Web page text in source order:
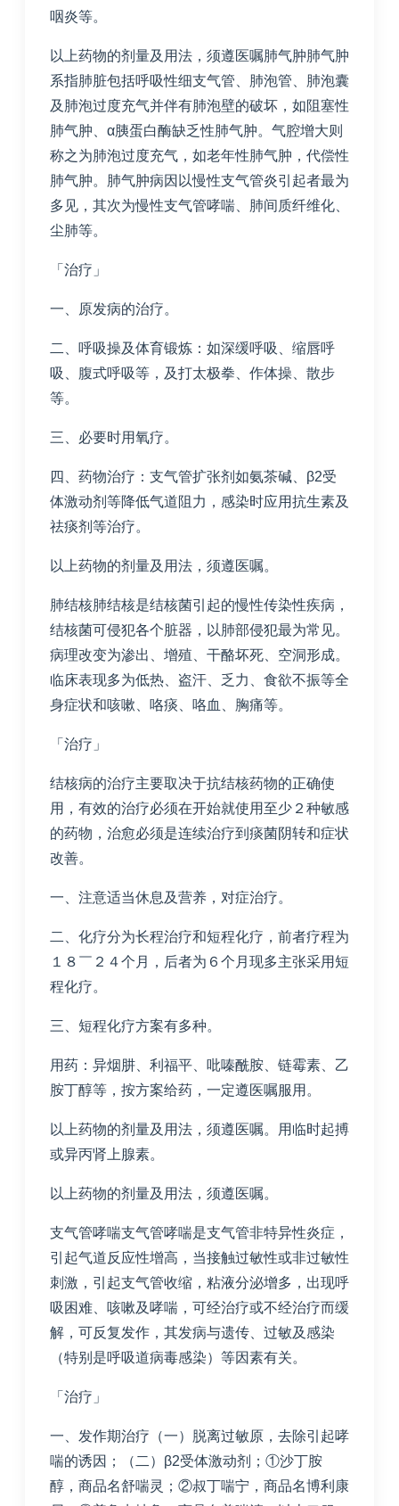
咽炎等。
以上药物的剂量及用法，须遵医嘱肺气肿肺气肿
系指肺脏包括呼吸性细支气管、肺泡管、肺泡囊
及肺泡过度充气并伴有肺泡壁的破坏，如阻塞性
肺气肿、α胰蛋白酶缺乏性肺气肿。气腔增大则
称之为肺泡过度充气，如老年性肺气肿，代偿性
肺气肿。肺气肿病因以慢性支气管炎引起者最为
多见，其次为慢性支气管哮喘、肺间质纤维化、
尘肺等。
「治疗」
一、原发病的治疗。
二、呼吸操及体育锻炼：如深缓呼吸、缩唇呼
吸、腹式呼吸等，及打太极拳、作体操、散步
等。
三、必要时用氧疗。
四、药物治疗：支气管扩张剂如氨茶碱、β2受
体激动剂等降低气道阻力，感染时应用抗生素及
祛痰剂等治疗。
以上药物的剂量及用法，须遵医嘱。
肺结核肺结核是结核菌引起的慢性传染性疾病，
结核菌可侵犯各个脏器，以肺部侵犯最为常见。
病理改变为渗出、增殖、干酪坏死、空洞形成。
临床表现多为低热、盗汗、乏力、食欲不振等全
身症状和咳嗽、咯痰、咯血、胸痛等。
「治疗」
结核病的治疗主要取决于抗结核药物的正确使
用，有效的治疗必须在开始就使用至少２种敏感
的药物，治愈必须是连续治疗到痰菌阴转和症状
改善。
一、注意适当休息及营养，对症治疗。
二、化疗分为长程治疗和短程化疗，前者疗程为
１８￣２４个月，后者为６个月现多主张采用短
程化疗。
三、短程化疗方案有多种。
用药：异烟肼、利福平、吡嗪酰胺、链霉素、乙
胺丁醇等，按方案给药，一定遵医嘱服用。
以上药物的剂量及用法，须遵医嘱。用临时起搏
或异丙肾上腺素。
以上药物的剂量及用法，须遵医嘱。
支气管哮喘支气管哮喘是支气管非特异性炎症，
引起气道反应性增高，当接触过敏性或非过敏性
刺激，引起支气管收缩，粘液分泌增多，出现呼
吸困难、咳嗽及哮喘，可经治疗或不经治疗而缓
解，可反复发作，其发病与遗传、过敏及感染
（特别是呼吸道病毒感染）等因素有关。
「治疗」
一、发作期治疗（一）脱离过敏原，去除引起哮
喘的诱因；（二）β2受体激动剂；①沙丁胺
醇，商品名舒喘灵；②叔丁喘宁，商品名博利康